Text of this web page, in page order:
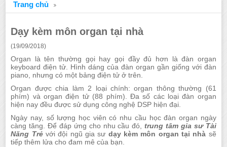
Trang chủ
Dạy kèm môn organ tại nhà
(19/09/2018)
Organ là tên thường gọi hay gọi đầy đủ hơn là đàn organ
keyboard điện tử. Hình dáng của đàn organ gần giống với đàn
piano, nhưng có một bảng điện tử ở trên.
Organ được chia làm 2 loại chính: organ thông thường (61
phím) và organ điện tử (88 phím). Đa số các loại đàn organ
hiện nay đều được sử dụng công nghệ DSP hiện đại.
Ngày nay, số lượng học viên có nhu cầu học đàn organ ngày
càng tăng. Để đáp ứng cho nhu cầu đó,trung tâm gia sư Tài
Năng Trẻvới đội ngũ gia sư dạy kèm môn organ tại nhà sẽ
tiếp thêm lửa cho đam mê của bạn.